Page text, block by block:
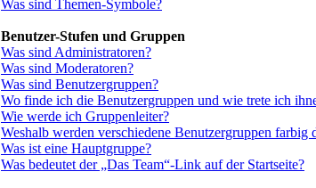
Was sind Themen-Symbole?
Benutzer-Stufen und Gruppen
Was sind Administratoren?
Was sind Moderatoren?
Was sind Benutzergruppen?
Wo finde ich die Benutzergruppen und wie trete ich
Wie werde ich Gruppenleiter?
Weshalb werden verschiedene Benutzergruppen farbig
Was ist eine Hauptgruppe?
Was bedeutet der „Das Team“-Link auf der Startseite?